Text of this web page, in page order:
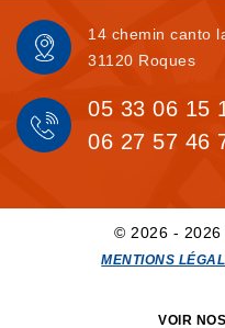
14 chemin canto
31120 Roques
05 33 06 15
06 27 57 46
© 2026 - 2026
MENTIONS
VOIR